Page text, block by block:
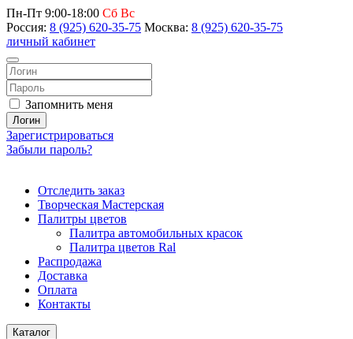
Пн-Пт 9:00-18:00 Сб Вс
Россия: 8 (925) 620-35-75 Москва: 8 (925) 620-35-75
личный кабинет
Запомнить меня
Логин
Зарегистрироваться
Забыли пароль?
Отследить заказ
Творческая Мастерская
Палитры цветов
Палитра автомобильных красок
Палитра цветов Ral
Распродажа
Доставка
Оплата
Контакты
Каталог